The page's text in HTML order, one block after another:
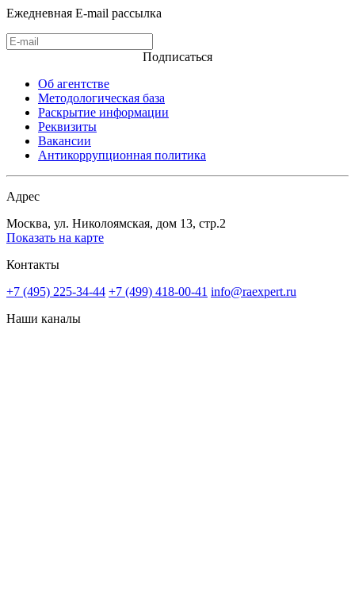
Ежедневная E-mail рассылка
Подписаться
Об агентстве
Методологическая база
Раскрытие информации
Реквизиты
Вакансии
Антикоррупционная политика
Адрес
Москва, ул. Николоямская, дом 13, стр.2
Показать на карте
Контакты
+7 (495) 225-34-44 +7 (499) 418-00-41 info@raexpert.ru
Наши каналы